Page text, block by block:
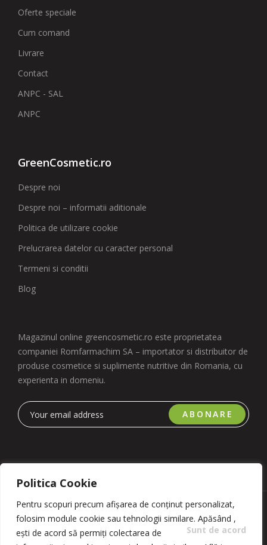
Politica Cookie
Pentru scopuri precum afișarea de conținut personalizat,
folosim module cookie sau tehnologii similare. Apăsând
Sunt de acord
,
ești de acord să permiți colectarea de
Oferte speciale
Cum comand
Livrare
Contact
ANPC - SAL
ANPC
GreenCosmetic.ro
Despre noi
Despre noi – informatii aditionale
Politica de utilizare cookie
Prelucrarea datelor cu caracter personal
Termeni si conditii
Blog
Magazinul online greencosmetic.ro este proprietatea
companiei Romfarmachim SA – importator si distribuitor de
produse cosmetice si suplimente nutritive din Romania, cu
experienta in domeniu.
ABONARE
Copyright 2023 © Romfarmachim SA. Realizat de Simplio
Software